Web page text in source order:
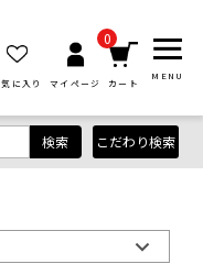
に入り マイページ
0
カート
MENU
検索 こだわり検索